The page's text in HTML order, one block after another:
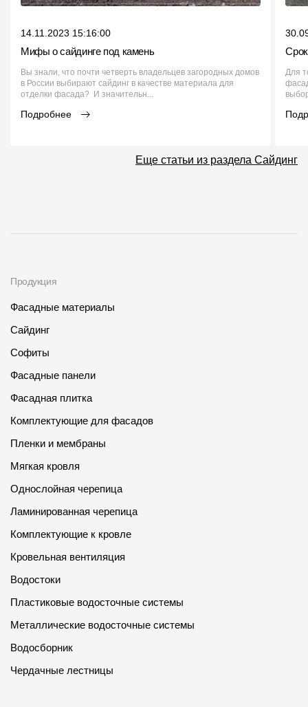
14.11.2023 15:16:00
Мифы о сайдинге под камень
Вы знали, что почти четверть владельцев загородных домов
в России выбирают сайдинг в качестве материала для
отделки фасада? И значительн...
Подробнее
Для
Еще статьи из раздела Сайдинг
Продукция
Фасадные материалы
Сайдинг
Софиты
Фасадные панели
Фасадная плитка
Комплектующие для фасадов
Пленки и мембраны
Мягкая кровля
Однослойная черепица
Ламинированная черепица
Комплектующие к кровле
Кровельная вентиляция
Водостоки
Пластиковые водосточные системы
Металлические водосточные системы
Водосборник
Чердачные лестницы